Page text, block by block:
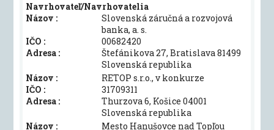
Navrhovateľ/Navrhovatelia
Názov :
Slovenská záručná a rozvojová
banka, a. s.
IČO :
00682420
Adresa :
Štefánikova 27, Bratislava 81499
Slovenská republika
Názov :
RETOP s.r.o., v konkurze
IČO :
31709311
Adresa :
Thurzova 6, Košice 04001
Slovenská republika
Názov :
Mesto Hanušovce nad Topľou